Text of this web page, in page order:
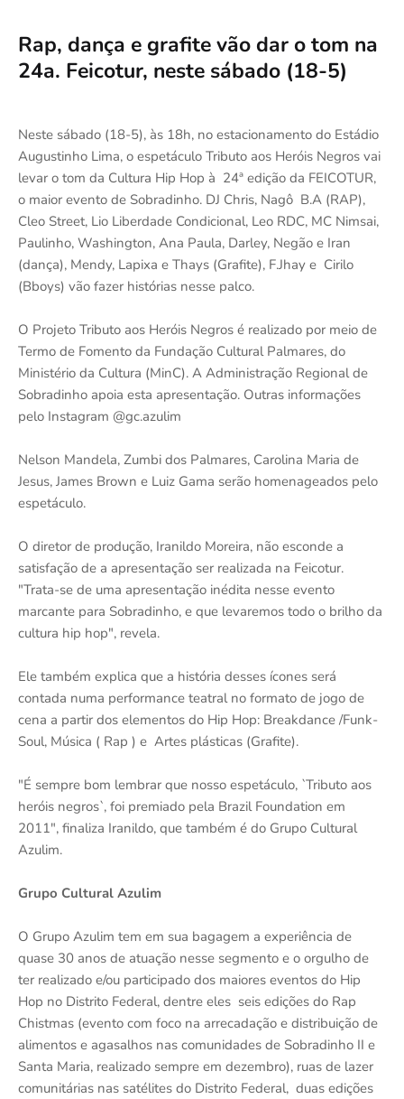
Rap, dança e grafite vão dar o tom na
24a. Feicotur, neste sábado (18-5)
Neste sábado (18-5), às 18h, no estacionamento do Estádio
Augustinho Lima, o espetáculo Tributo aos Heróis Negros vai
levar o tom da Cultura Hip Hop à 24ª edição da FEICOTUR,
o maior evento de Sobradinho. DJ Chris, Nagô B.A (RAP),
Cleo Street, Lio Liberdade Condicional, Leo RDC, MC Nimsai,
Paulinho, Washington, Ana Paula, Darley, Negão e Iran
(dança), Mendy, Lapixa e Thays (Grafite), F.Jhay e Cirilo
(Bboys) vão fazer histórias nesse palco.
O Projeto Tributo aos Heróis Negros é realizado por meio de
Termo de Fomento da Fundação Cultural Palmares, do
Ministério da Cultura (MinC). A Administração Regional de
Sobradinho apoia esta apresentação. Outras informações
pelo Instagram @gc.azulim
Nelson Mandela, Zumbi dos Palmares, Carolina Maria de
Jesus, James Brown e Luiz Gama serão homenageados pelo
espetáculo.
O diretor de produção, Iranildo Moreira, não esconde a
satisfação de a apresentação ser realizada na Feicotur.
"Trata-se de uma apresentação inédita nesse evento
marcante para Sobradinho, e que levaremos todo o brilho da
cultura hip hop", revela.
Ele também explica que a história desses ícones será
contada numa performance teatral no formato de jogo de
cena a partir dos elementos do Hip Hop: Breakdance /Funk-
Soul, Música ( Rap ) e Artes plásticas (Grafite).
"É sempre bom lembrar que nosso espetáculo, `Tributo aos
heróis negros`, foi premiado pela Brazil Foundation em
2011", finaliza Iranildo, que também é do Grupo Cultural
Azulim.
Grupo Cultural Azulim
O Grupo Azulim tem em sua bagagem a experiência de
quase 30 anos de atuação nesse segmento e o orgulho de
ter realizado e/ou participado dos maiores eventos do Hip
Hop no Distrito Federal, dentre eles seis edições do Rap
Chistmas (evento com foco na arrecadação e distribuição de
alimentos e agasalhos nas comunidades de Sobradinho II e
Santa Maria, realizado sempre em dezembro), ruas de lazer
comunitárias nas satélites do Distrito Federal, duas edições